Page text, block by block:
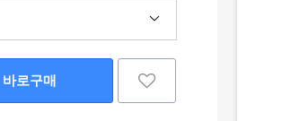
바로구매